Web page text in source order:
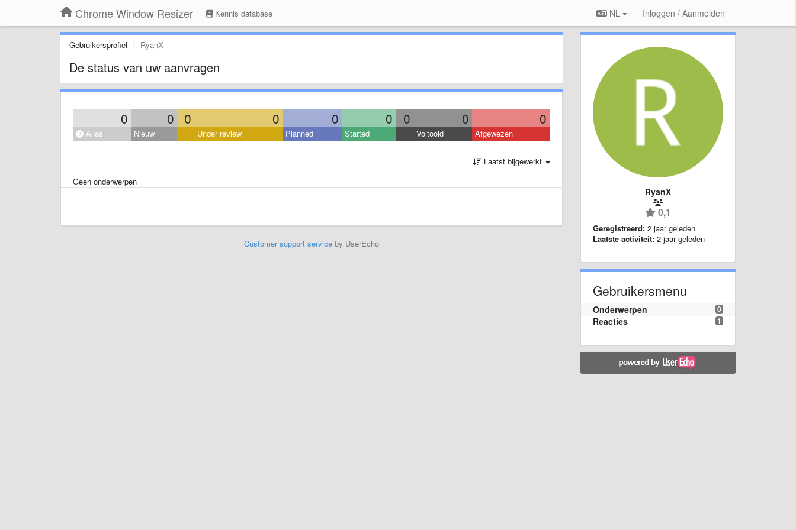
Chrome Window Resizer Kennis database NL Inloggen / Aanmelden
Gebruikersprofiel RyanX
De status van uw aanvragen
0 0 0 0 0 0 0 0 0
Alles Nieuw Under review Planned Started Voltooid Afgewezen
Laatst bijgewerkt
Geen onderwerpen
Customer support serviceby UserEcho
RyanX
0,1
Geregistreerd: 2 jaar geleden
Laatste activiteit: 2 jaar geleden
Gebruikersmenu
0
Onderwerpen
1
Reacties